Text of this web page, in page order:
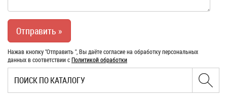
Нажав кнопку "Отправить ", Вы даёте согласие на обработку персональных
данных в соответствии сПолитикой обработки